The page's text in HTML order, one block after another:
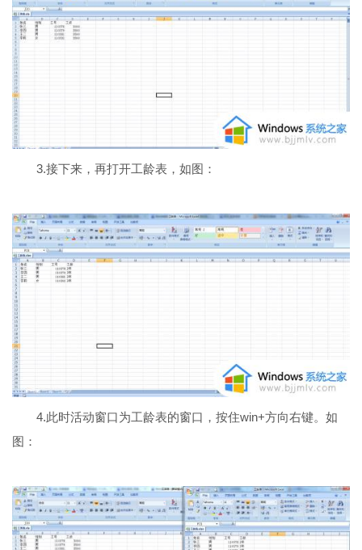
3.接下来，再打开工龄表，如图：
4.此时活动窗口为工龄表的窗口，按住win+方向右键。如
图：